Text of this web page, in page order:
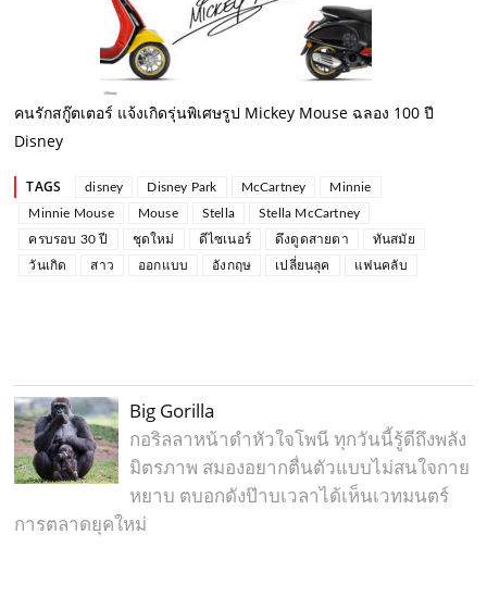
คนรักสกู๊ตเตอร์ แจ้งเกิดรุ่นพิเศษรูป Mickey Mouse ฉลอง 100 ปี
Disney
TAGS disney Disney Park McCartney
Minnie
Minnie Mouse
Mouse Stella
Stella McCartney
ครบรอบ 30 ปี
ชุดใหม่ ดีไซเนอร์ ดึงดูดสายตา
ทันสมัย
วันเกิด
สาว ออกแบบ อังกฤษ เปลี่ยนลุค แฟนคลับ
Big Gorilla
กอริลลาหน้าดำหัวใจโพนี ทุกวันนี้รู้ดีถึงพลัง
มิตรภาพ สมองอยากตื่นตัวแบบไม่สนใจกาย
หยาบ ตบอกดังป๊าบเวลาได้เห็นเวทมนตร์
การตลาดยุคใหม่